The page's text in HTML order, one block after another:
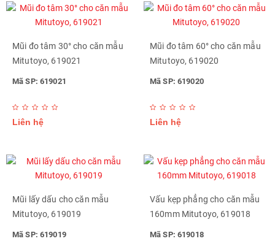
Mũi đo tâm 30° cho căn mẫu
Mitutoyo, 619021
Mã SP: 619021
Liên hệ
Mũi đo tâm 60° cho căn mẫu
Mitutoyo, 619020
Mã SP: 619020
Liên hệ
Mũi lấy dấu cho căn mẫu
Mitutoyo, 619019
Mã SP: 619019
Vấu kẹp phẳng cho căn mẫu
160mm Mitutoyo, 619018
Mã SP: 619018